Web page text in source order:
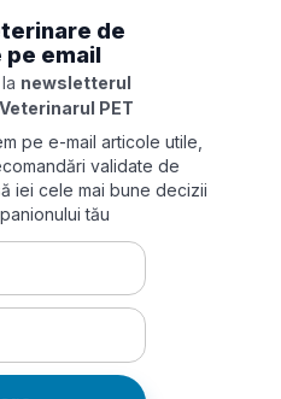
de
email
newsletterul
PET
pe e-mail articole utile,
validate de
iei cele mai bune decizii
tău